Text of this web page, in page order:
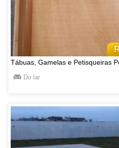
Tábuas, Gamelas e Petisqueiras
Do lar